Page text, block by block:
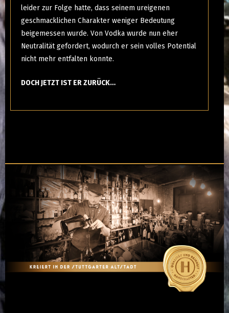
leider zur Folge hatte, dass seinem ureigenen
geschmacklichen Charakter weniger Bedeutung
beigemessen wurde. Von Vodka wurde nun eher
Neutralität gefordert, wodurch er sein volles Potential
nicht mehr entfalten konnte.
DOCH JETZT IST ER ZURÜCK…